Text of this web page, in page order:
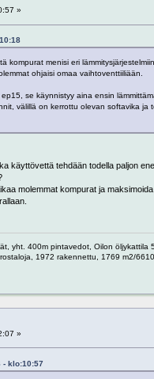
»
kompurat menisi eri
ohjaisi omaa vaihtoventtiiliään.
se käynnistyy aina ensin
välillä on kerrottu olevan softavika
käyttövettä tehdään todella paljon
molemmat kompurat ja
yht. 400m pintavedot, Oilon öljykattila
1972 rakennettu, 1769 m2/
»
- klo:10:57